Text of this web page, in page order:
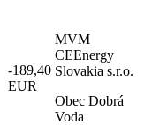
-189,40
EUR
MVM
CEEnergy
Slovakia s.r.o.
Obec Dobrá
Voda